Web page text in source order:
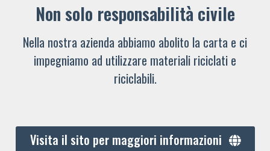
Non solo responsabilità civile
Nella nostra azienda abbiamo abolito la carta e ci
impegniamo ad utilizzare materiali riciclati e
riciclabili.
Visita il sito per maggiori informazioni